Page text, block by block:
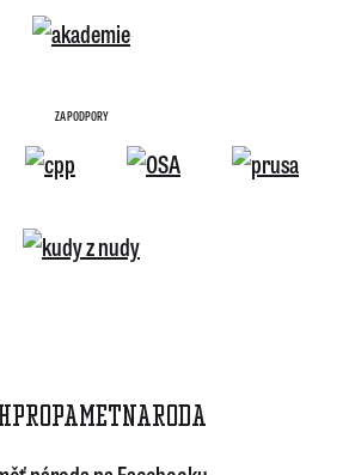
ZA PODPORY